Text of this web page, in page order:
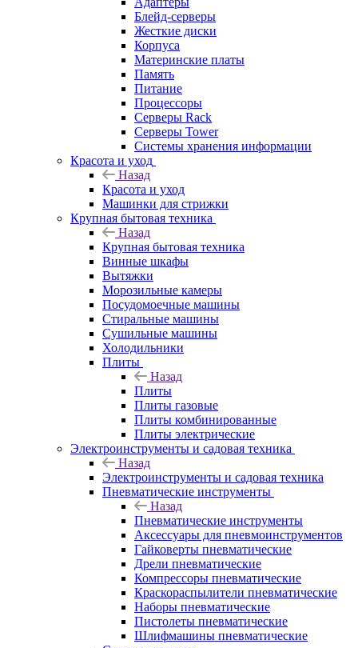
Блейд-серверы
Жесткие диски
Корпуса
Материнские платы
Память
Питание
Процессоры
Серверы Rack
Серверы Tower
Системы хранения информации
Красота и уход
Назад
Красота и уход
Машинки для стрижки
Крупная бытовая техника
Назад
Крупная бытовая техника
Винные шкафы
Вытяжки
Морозильные камеры
Посудомоечные машины
Стиральные машины
Сушильные машины
Холодильники
Плиты
Назад
Плиты
Плиты газовые
Плиты комбинированные
Плиты электрические
Электроинструменты и садовая техника
Назад
Электроинструменты и садовая техника
Пневматические инструменты
Назад
Пневматические инструменты
Аксессуары для пневмоинструментов
Гайковерты пневматические
Дрели пневматические
Компрессоры пневматические
Краскораспылители пневматические
Наборы пневматические
Пистолеты пневматические
Шлифмашины пневматические